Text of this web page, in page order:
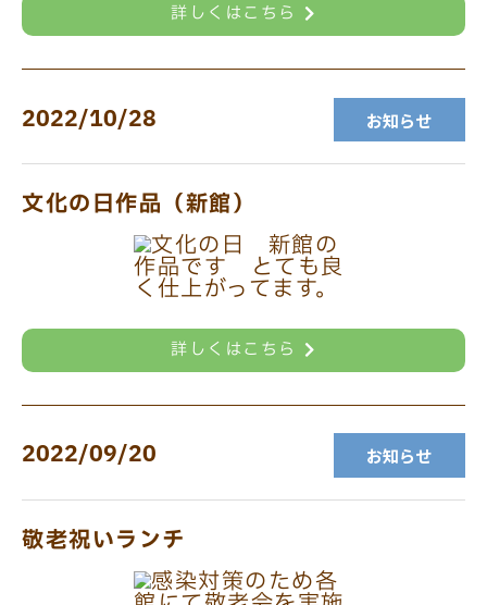
詳しくはこちら
2022/10/28 お知らせ
文化の日作品（新館）
詳しくはこちら
2022/09/20 お知らせ
敬老祝いランチ